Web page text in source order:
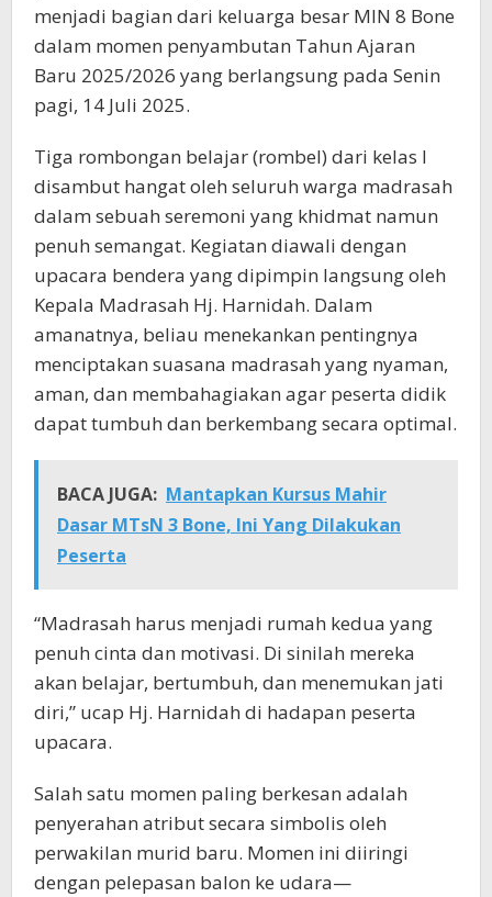
menjadi bagian dari keluarga besar MIN 8 Bone
dalam momen penyambutan Tahun Ajaran
Baru 2025/2026 yang berlangsung pada Senin
pagi, 14 Juli 2025.
Tiga rombongan belajar (rombel) dari kelas I
disambut hangat oleh seluruh warga madrasah
dalam sebuah seremoni yang khidmat namun
penuh semangat. Kegiatan diawali dengan
upacara bendera yang dipimpin langsung oleh
Kepala Madrasah Hj. Harnidah. Dalam
amanatnya, beliau menekankan pentingnya
menciptakan suasana madrasah yang nyaman,
aman, dan membahagiakan agar peserta didik
dapat tumbuh dan berkembang secara optimal.
BACA JUGA: Mantapkan Kursus Mahir
Dasar MTsN 3 Bone, Ini Yang Dilakukan
Peserta
“Madrasah harus menjadi rumah kedua yang
penuh cinta dan motivasi. Di sinilah mereka
akan belajar, bertumbuh, dan menemukan jati
diri,” ucap Hj. Harnidah di hadapan peserta
upacara.
Salah satu momen paling berkesan adalah
penyerahan atribut secara simbolis oleh
perwakilan murid baru. Momen ini diiringi
dengan pelepasan balon ke udara—